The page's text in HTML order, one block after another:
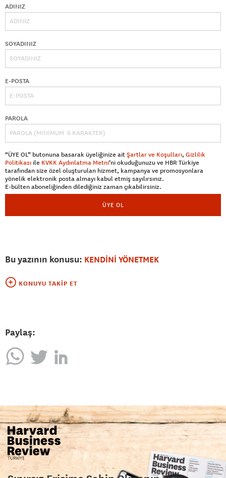
ADINIZ
SOYADINIZ
E-POSTA
PAROLA
“ÜYE OL” butonuna basarak üyeliğinize aitŞartlar ve Koşulları, Gizlilik
Politikası ile KVKK Aydınlatma Metni’ni okuduğunuzu ve HBR Türkiye
tarafından size özel oluşturulan hizmet, kampanya ve promosyonlara
yönelik elektronik posta almayı kabul etmiş sayılırsınız.
E-bülten aboneliğinden dilediğiniz zaman çıkabilirsiniz.
ÜYE OL
Bu yazının konusu: KENDİNİ YÖNETMEK
KONUYU TAKIP ET
Paylaş: